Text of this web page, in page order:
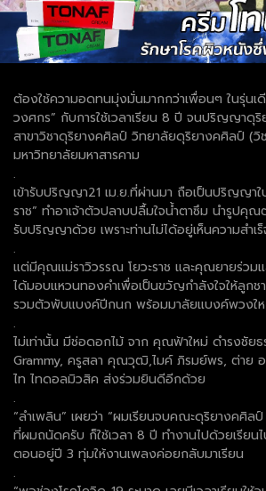
ต้องใช้ความอดทนมุ่งมั่นมากกว่าเพื่อนๆ ในรุ่นเ
วงศกร” กับการใช้เวลาเรียน 8 ปี จนปริญญาดุ
สาขาวิชาดุริยางคศิลป์ วิทยาลัยดุริยางคศิลป์ (วิ
มหาวิทยาลัยมหาสารคาม
.
เข้ารับปริญญา21 เม.ย.ที่ผ่านมา ถือเป็นปริญญาใ
ราช” ทำอาเจ้าตัวปลาบปลื้มใจน้ำตาซึม นำรูปคุณต
รับปริญญาด้วย เพราะท่านไม่ได้อยู่เห็นความสำเ
.
แต่มีคุณแม่ราวิวรรณ โยวะราช และคุณยายร่ว
ได้มอบแหวนทองคำเพื่อเป็นขวัญกำลังใจให้ลูก
รวมตัวพับแบงค์ปีกนก พร้อมมาลัยแบงค์พวงใ
.
ไม่เท่านั้น มีช่อดอกไม้ จาก คุณฟ้าใหม่ ดำรงชัยธ
Grammy, ครูสลา คุณวุฒิ,ไมค์ ภิรมย์พร, ต่าย
ไท ไทดอลมิวสิค ส่งร่วมยินดีอีกด้วย
.
“ลำเพลิน” เผยว่า “ผมเรียนจบคณะดุริยางคศิล
ที่ผมถนัดครับ ก็ใช้เวลา 8 ปี ทำงานไปด้วยเรียน
ตอนอยู่ปี 3 ทุ่มให้งานเพลงค่อยกลับมาเรียน
.